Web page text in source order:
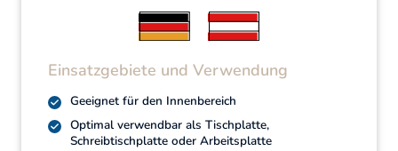
Einsatzgebiete und Verwendung
Geeignet für den Innenbereich
Optimal verwendbar als Tischplatte,
Schreibtischplatte oder Arbeitsplatte